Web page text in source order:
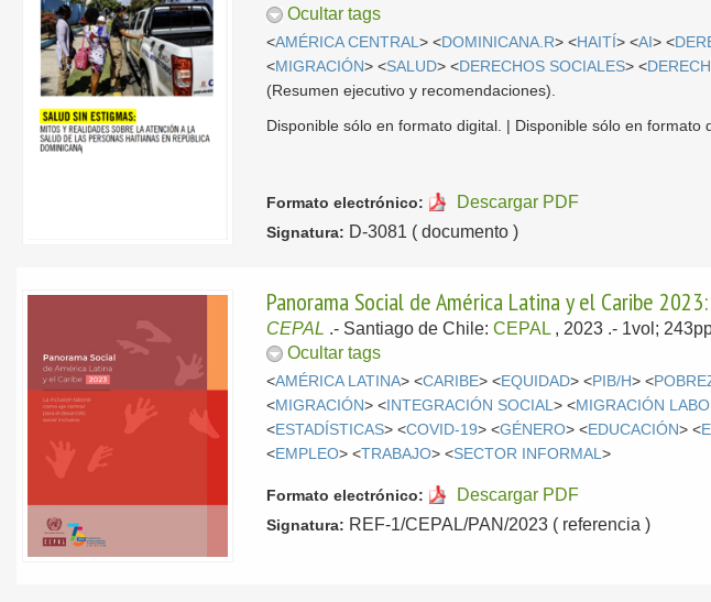
Ocultar tags
<AMÉRICA CENTRAL> <DOMINICANA.R> <HAITÍ> <AI> <
<MIGRACIÓN> <SALUD> <DERECHOS SOCIALES> <
(Resumen ejecutivo y recomendaciones).
Disponible sólo en formato digital. | Disponible sólo en formato
Formato electrónico: Descargar PDF
Signatura: D-3081 ( documento )
Panorama Social de América Latina y el Caribe
CEPAL .- Santiago de Chile:CEPAL , 2023 .- 1vol;
Ocultar tags
<AMÉRICA LATINA> <CARIBE> <EQUIDAD> <PIB/H> <
<MIGRACIÓN> < INTEGRACIÓN SOCIAL> <MIGRACIÓN
<ESTADÍSTICAS> <COVID-19> <GÉNERO> <EDUCACIÓN> <
<EMPLEO> <TRABAJO> <SECTOR INFORMAL>
Formato electrónico: Descargar PDF
Signatura: REF-1/CEPAL/PAN/2023 ( referencia )